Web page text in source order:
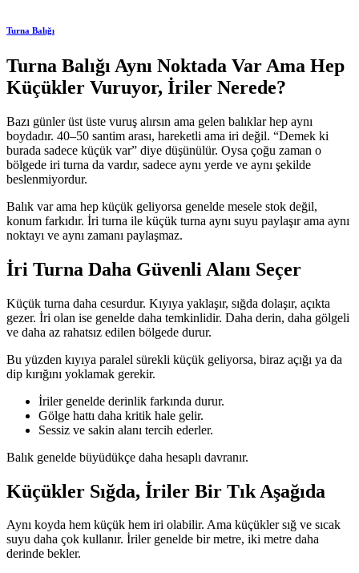
Turna Balığı
Turna Balığı Aynı Noktada Var Ama Hep
Küçükler Vuruyor, İriler Nerede?
Bazı günler üst üste vuruş alırsın ama gelen balıklar hep aynı
boydadır. 40–50 santim arası, hareketli ama iri değil. “Demek ki
burada sadece küçük var” diye düşünülür. Oysa çoğu zaman o
bölgede iri turna da vardır, sadece aynı yerde ve aynı şekilde
beslenmiyordur.
Balık var ama hep küçük geliyorsa genelde mesele stok değil,
konum farkıdır. İri turna ile küçük turna aynı suyu paylaşır ama aynı
noktayı ve aynı zamanı paylaşmaz.
İri Turna Daha Güvenli Alanı Seçer
Küçük turna daha cesurdur. Kıyıya yaklaşır, sığda dolaşır, açıkta
gezer. İri olan ise genelde daha temkinlidir. Daha derin, daha gölgeli
ve daha az rahatsız edilen bölgede durur.
Bu yüzden kıyıya paralel sürekli küçük geliyorsa, biraz açığı ya da
dip kırığını yoklamak gerekir.
İriler genelde derinlik farkında durur.
Gölge hattı daha kritik hale gelir.
Sessiz ve sakin alanı tercih ederler.
Balık genelde büyüdükçe daha hesaplı davranır.
Küçükler Sığda, İriler Bir Tık Aşağıda
Aynı koyda hem küçük hem iri olabilir. Ama küçükler sığ ve sıcak
suyu daha çok kullanır. İriler genelde bir metre, iki metre daha
derinde bekler.